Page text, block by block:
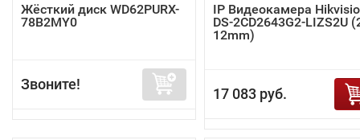
Жёсткий диск WD62PURX-
78B2MY0
Звоните!
IP Видеокамера
DS-2CD2643G2-LIZS2U
12mm)
17 083 руб.